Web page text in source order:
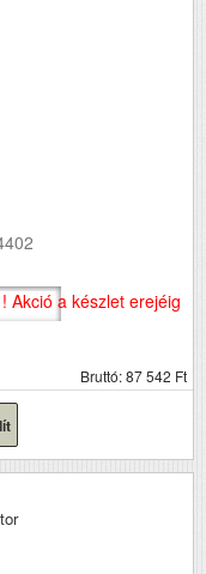
Akció a készlet erejéig
Bruttó: 87 542 Ft